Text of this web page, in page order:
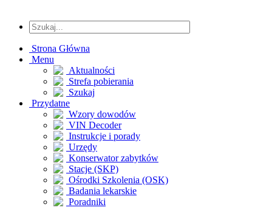
Strona Główna
Menu
Aktualności
Strefa pobierania
Szukaj
Przydatne
Wzory dowodów
VIN Decoder
Instrukcje i porady
Urzędy
Konserwator zabytków
Stacje (SKP)
Ośrodki Szkolenia (OSK)
Badania lekarskie
Poradniki